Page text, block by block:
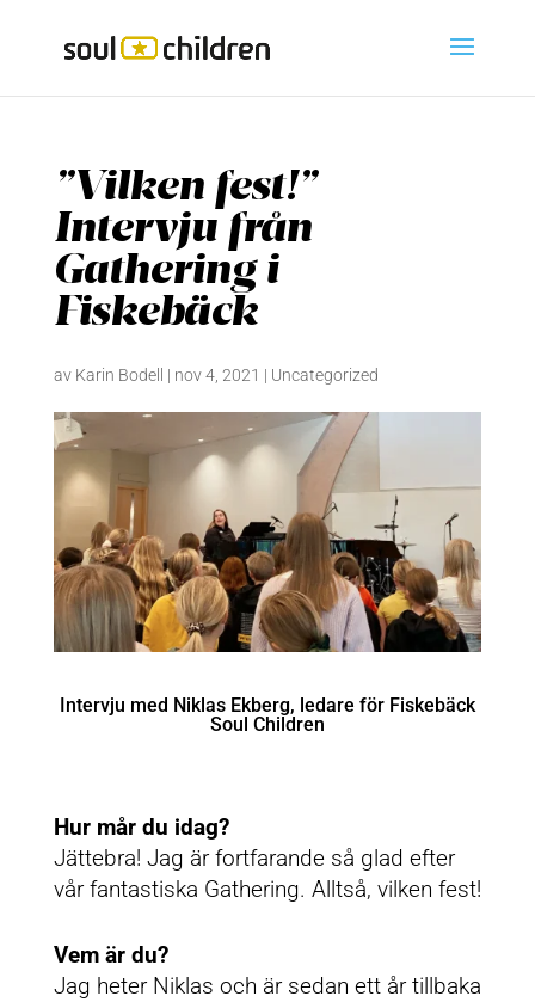
”Vilken fest!”
Intervju från
Gathering i
Fiskebäck
av Karin Bodell | nov 4, 2021 | Uncategorized
Intervju med Niklas Ekberg, ledare för Fiskebäck
Soul Children
Hur mår du idag?
Jättebra! Jag är fortfarande så glad efter
vår fantastiska Gathering. Alltså, vilken fest!
Vem är du?
Jag heter Niklas och är sedan ett år tillbaka